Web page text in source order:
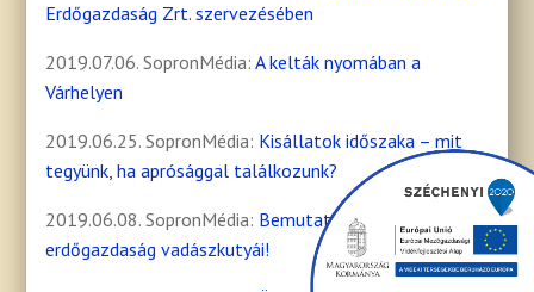
Erdőgazdaság Zrt. szervezésében
2019.07.06. SopronMédia:A kelták nyomában a
Várhelyen
2019.06.25. SopronMédia: Kisállatok időszaka – mit
tegyünk, ha aprósággal találkozunk?
2019.06.08. SopronMédia: Bemutatkoztak az
erdőgazdaság vadászkutyái!